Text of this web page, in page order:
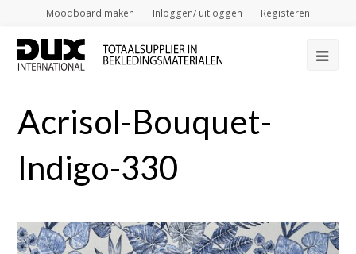
Moodboard maken Inloggen/ uitloggen Registeren
Acrisol-Bouquet-
Indigo-330